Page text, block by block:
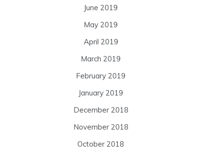
June 2019
May 2019
April 2019
March 2019
February 2019
January 2019
December 2018
November 2018
October 2018